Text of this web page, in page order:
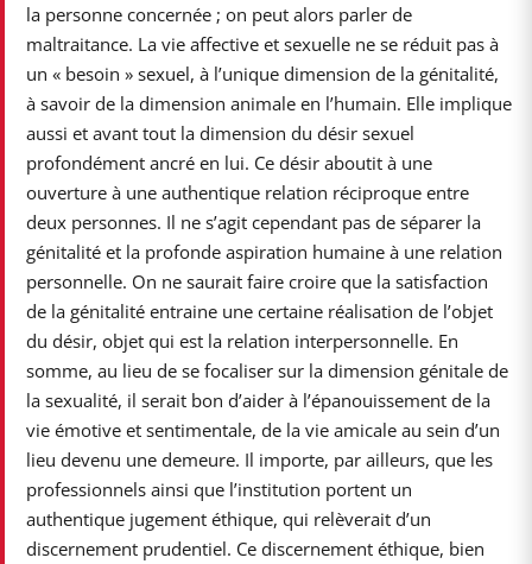
la personne concernée ; on peut alors parler de
maltraitance. La vie affective et sexuelle ne se réduit pas à
un « besoin » sexuel, à l’unique dimension de la génitalité,
à savoir de la dimension animale en l’humain. Elle implique
aussi et avant tout la dimension du désir sexuel
profondément ancré en lui. Ce désir aboutit à une
ouverture à une authentique relation réciproque entre
deux personnes. Il ne s’agit cependant pas de séparer la
génitalité et la profonde aspiration humaine à une relation
personnelle. On ne saurait faire croire que la satisfaction
de la génitalité entraine une certaine réalisation de l’objet
du désir, objet qui est la relation interpersonnelle. En
somme, au lieu de se focaliser sur la dimension génitale de
la sexualité, il serait bon d’aider à l’épanouissement de la
vie émotive et sentimentale, de la vie amicale au sein d’un
lieu devenu une demeure. Il importe, par ailleurs, que les
professionnels ainsi que l’institution portent un
authentique jugement éthique, qui relèverait d’un
discernement prudentiel. Ce discernement éthique, bien